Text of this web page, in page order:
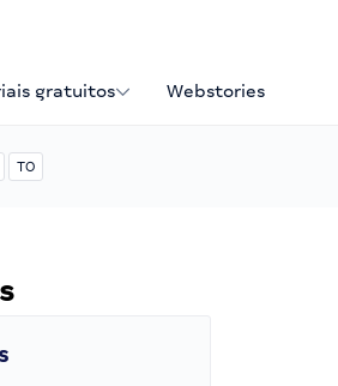
gratuitos Webstories
TO